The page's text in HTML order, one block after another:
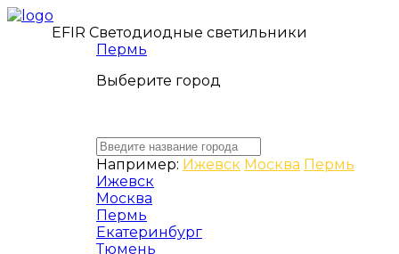
EFIR Светодиодные светильники
Пермь
Выберите город
Например: Ижевск Москва Пермь
Ижевск
Москва
Пермь
Екатеринбург
Тюмень